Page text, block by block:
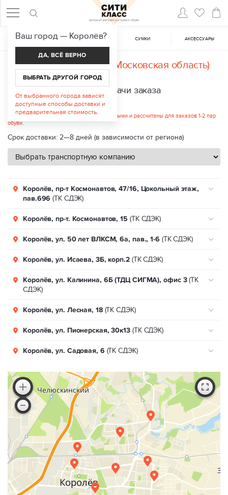
ЖЕНСКАЯ ОБУВЬ МУЖСКАЯ ОБУВЬ CУМКИ АКСЕССУАРЫ
Доставка вКоролёв (Московская область)
Пункты выдачи заказа
Стоимость услуги: от 312 руб.
Указанные цены являются ориентировочными и рассчитаны для заказов 1-2 пар
обуви.
Срок доставки: 2—8 дней (в зависимости от региона)
Королёв, пр-т Космонавтов, 47/16, Цокольный этаж,
пав.696 (ТК СДЭК)
Королёв, пр-т. Космонавтов, 15 (ТК СДЭК)
Королёв, ул. 50 лет ВЛКСМ, 6а, пав., 1-6 (ТК СДЭК)
Королёв, ул. Исаева, 3Б, корп.2(ТК СДЭК)
Королёв, ул. Калинина, 6Б (ТДЦ СИГМА), офис 3(ТК
СДЭК)
Королёв, ул. Лесная, 18(ТК СДЭК)
Королёв, ул. Пионерская, 30к13 (ТК СДЭК)
Королёв, ул. Садовая, 6 (ТК СДЭК)
Королёв, ул. Советская , 42А(ТК СДЭК)
Ваш город — Королёв?
ДА, ВСЁ ВЕРНО
ВЫБРАТЬ ДРУГОЙ ГОРОД
От выбранного города зависят
доступные способы доставки и
предварительная стоимость.